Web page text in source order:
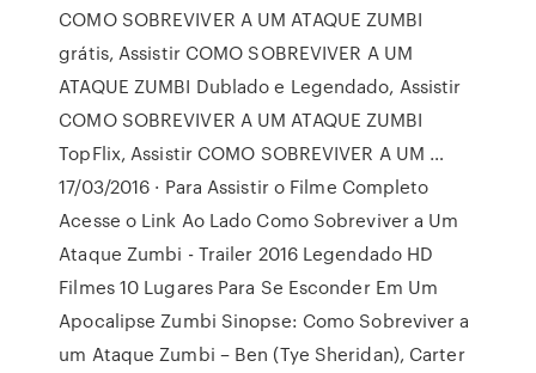
COMO SOBREVIVER A UM ATAQUE ZUMBI
grátis, Assistir COMO SOBREVIVER A UM
ATAQUE ZUMBI Dublado e Legendado, Assistir
COMO SOBREVIVER A UM ATAQUE ZUMBI
TopFlix, Assistir COMO SOBREVIVER A UM …
17/03/2016 · Para Assistir o Filme Completo
Acesse o Link Ao Lado Como Sobreviver a Um
Ataque Zumbi - Trailer 2016 Legendado HD
Filmes 10 Lugares Para Se Esconder Em Um
Apocalipse Zumbi Sinopse: Como Sobreviver a
um Ataque Zumbi – Ben (Tye Sheridan), Carter